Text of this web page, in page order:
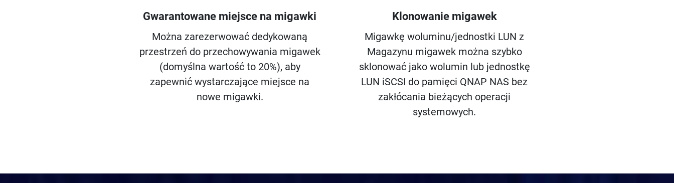
Gwarantowane miejsce na migawki
Można zarezerwować dedykowaną
przestrzeń do przechowywania migawek
(domyślna wartość to 20%), aby
zapewnić wystarczające miejsce na
nowe migawki.
Klonowanie migawek
Migawkę woluminu/jednostki LUN z
Magazynu migawek można szybko
sklonować jako wolumin lub jednostkę
LUN iSCSI do pamięci QNAP NAS bez
zakłócania bieżących operacji
systemowych.